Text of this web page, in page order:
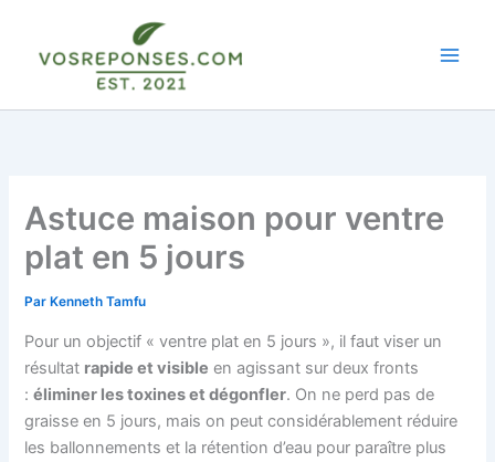
contenu
Astuce maison pour ventre
plat en 5 jours
Par Kenneth Tamfu
Pour un objectif « ventre plat en 5 jours », il faut viser un
résultat rapide et visible en agissant sur deux fronts
:éliminer les toxines et dégonfler. On ne perd pas de
graisse en 5 jours, mais on peut considérablement réduire
les ballonnements et la rétention d’eau pour paraître plus